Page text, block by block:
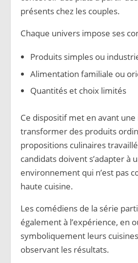
présents chez les couples.
Chaque univers impose ses
Produits simples ou
Alimentation familiale ou
Quantités et choix limités
Ce dispositif met en avant
transformer des produits
propositions culinaires
candidats doivent s’adapter à
environnement qui n’est pas
haute cuisine.
Les comédiens de la série
également à l’expérience, en
symboliquement leurs
observant les résultats.